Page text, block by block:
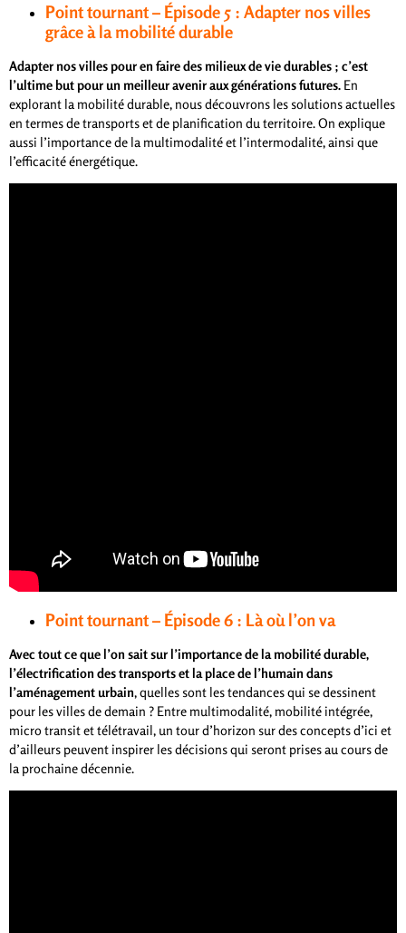
Point tournant – Épisode 5 : Adapter nos villes
grâce à la mobilité durable
Adapter nos villes pour en faire des milieux de vie durables ; c’est
l’ultime but pour un meilleur avenir aux générations futures. En
explorant la mobilité durable, nous découvrons les solutions actuelles
en termes de transports et de planification du territoire. On explique
aussi l’importance de la multimodalité et l’intermodalité, ainsi que
l’efficacité énergétique.
Point tournant – Épisode 6 : Là où l’on va
Avec tout ce que l’on sait sur l’importance de la mobilité durable,
l’électrification des transports et la place de l’humain dans
l’aménagement urbain, quelles sont les tendances qui se dessinent
pour les villes de demain ? Entre multimodalité, mobilité intégrée,
micro transit et télétravail, un tour d’horizon sur des concepts d’ici et
d’ailleurs peuvent inspirer les décisions qui seront prises au cours de
la prochaine décennie.